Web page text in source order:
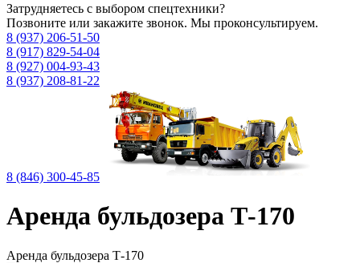
Затрудняетесь с выбором спецтехники?
Позвоните или закажите звонок. Мы проконсультируем.
8 (937) 206-51-50
8 (917) 829-54-04
8 (927) 004-93-43
8 (937) 208-81-22
8 (846) 300-45-85
Аренда бульдозера Т-170
Аренда бульдозера Т-170